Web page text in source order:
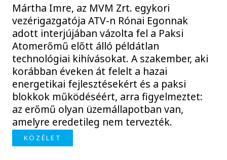
Mártha Imre, az MVM Zrt. egykori
vezérigazgatója ATV-n Rónai Egonnak
adott interjújában vázolta fel a Paksi
Atomerőmű előtt álló példátlan
technológiai kihívásokat. A szakember, aki
korábban éveken át felelt a hazai
energetikai fejlesztésekért és a paksi
blokkok működéséért, arra figyelmeztet:
az erőmű olyan üzemállapotban van,
amelyre eredetileg nem tervezték.
KÖZÉLET